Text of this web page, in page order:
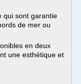
qui sont garantie
de mer ou
en deux
une esthétique et